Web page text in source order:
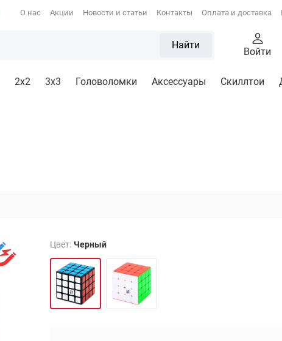
О нас Акции Новости и статьи Контакты Оплата и доставка
Найти
Войти
2x2 3х3 Головоломки Аксессуары Скиллтои
Цвет: Черный